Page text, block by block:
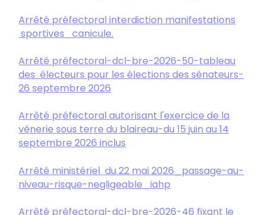
Arrêté préfectoral interdiction manifestations
sportives_canicule.
Arrêté préfectoral-dcl-bre-2026-50-tableau
des électeurs pour les élections des sénateurs-
26 septembre 2026
Arrêté préfectoral autorisant l'exercice de la
vénerie sous terre du blaireau-du 15 juin au 14
septembre 2026 inclus
Arrêté ministériel du 22 mai 2026_passage-au-
niveau-risque-negligeable_iahp
Arrêté préfectoral-dcl-bre-2026-46 fixant le